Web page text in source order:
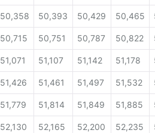
50,358 50,393 50,429 50,465
50,715 50,751 50,787 50,822
51,071 51,107 51,142 51,178
51,426 51,461 51,497 51,532
51,779 51,814 51,849 51,885
52,130 52,165 52,200 52,235